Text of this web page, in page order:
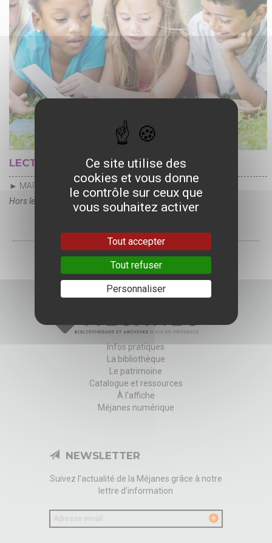
LECTURES ET JEUX
► MARDI 7 JUILLET
Hors les murs
Infos pratiques
La bibliothèque
Le patrimoine
Catalogue et ressources
À l'affiche
Méjanes numérique
NEWSLETTER
Suivez l’actualité de la Méjanes grâce à notre
lettre d’information
email
Ce site utilise des
cookies et vous donne
le contrôle sur ceux que
vous souhaitez activer
Tout accepter
Tout refuser
Personnaliser